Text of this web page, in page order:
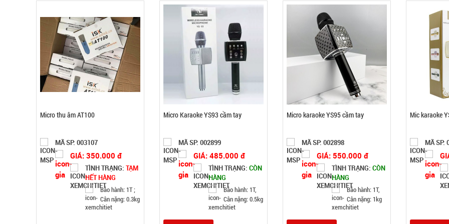
Micro thu âm AT100
MÃ SP: 003107
GIÁ: 350.000 đ
TÌNH TRẠNG: TẠM
HẾT HÀNG
Bảo hành: 1T ;
Cân nặng: 0.3kg
Micro Karaoke YS93 cầm tay
MÃ SP: 002899
GIÁ: 485.000 đ
TÌNH TRẠNG: CÒN
HÀNG
Bảo hành: 1T,
Cân nặng: 0.5kg
Micro karaoke YS95 cầm tay
MÃ SP: 002898
GIÁ: 550.000 đ
TÌNH TRẠNG: CÒN
HÀNG
Bảo hành: 1T,
Cân nặng: 1kg
Mic karaoke
MÃ SP: